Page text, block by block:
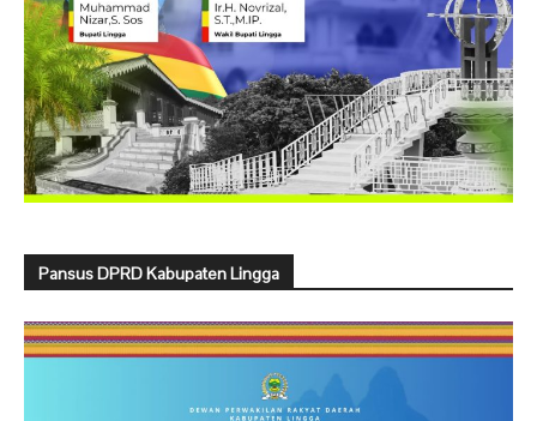
Pansus DPRD Kabupaten Lingga